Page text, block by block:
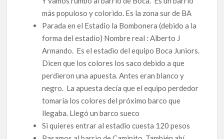
más populoso y colorido. Es la zona sur de BA
Parada en el Estadio la Bombonera (debido a la
forma del estadio) Nombre real : Alberto J
Armando. Es el estadio del equipo Boca Juniors.
Dicen que los colores los saco debido a que
perdieron una apuesta. Antes eran blanco y
negro. La apuesta decía que el equipo perdedor
tomaría los colores del próximo barco que
llegaba. Llegó un barco sueco
Si quieres entrar al estadio cuesta 120 pesos